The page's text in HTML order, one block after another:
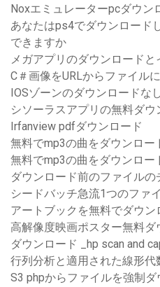
Noxエミュレーターpcダウン
あなたはps4でダウンロード
できますか
メガアプリのダウンロードと
C＃画像をURLからファイル
IOSゾーンのダウンロードな
シソーラスアプリの無料ダウ
Irfanview pdfダウンロード
無料でmp3の曲をダウンロー
無料でmp3の曲をダウンロー
ダウンロード前のファイルの
シードバッチ急流1つのファ
アートブックを無料でダウン
高解像度映画ポスター無料ダ
ダウンロード _hp scan and
行列分析と適用された線形代
S3 phpからファイルを強制ダ